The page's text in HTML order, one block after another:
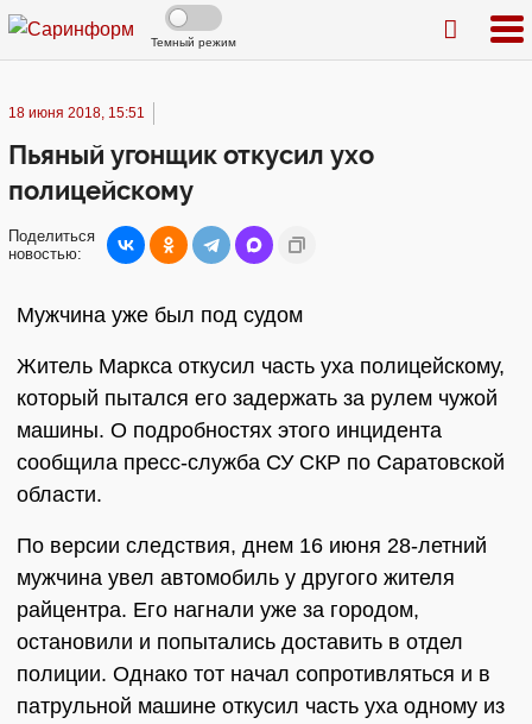
Темный режим
18 июня 2018, 15:51
Пьяный угонщик откусил ухо
полицейскому
Поделиться
новостью:
Мужчина уже был под судом
Житель Маркса откусил часть уха полицейскому,
который пытался его задержать за рулем чужой
машины. О подробностях этого инцидента
сообщила пресс-служба СУ СКР по Саратовской
области.
По версии следствия, днем 16 июня 28-летний
мужчина увел автомобиль у другого жителя
райцентра. Его нагнали уже за городом,
остановили и попытались доставить в отдел
полиции. Однако тот начал сопротивляться и в
патрульной машине откусил часть уха одному из